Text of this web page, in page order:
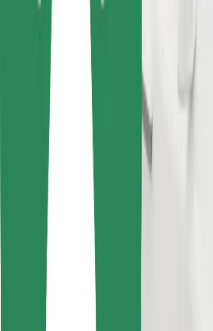
Sütik
Biztonság
Pár perc alatt ott vagyunk érted!
Bolt alkalmazás letöltése
Találd meg kedvenc ételedet!
Bolt Food app letöltése